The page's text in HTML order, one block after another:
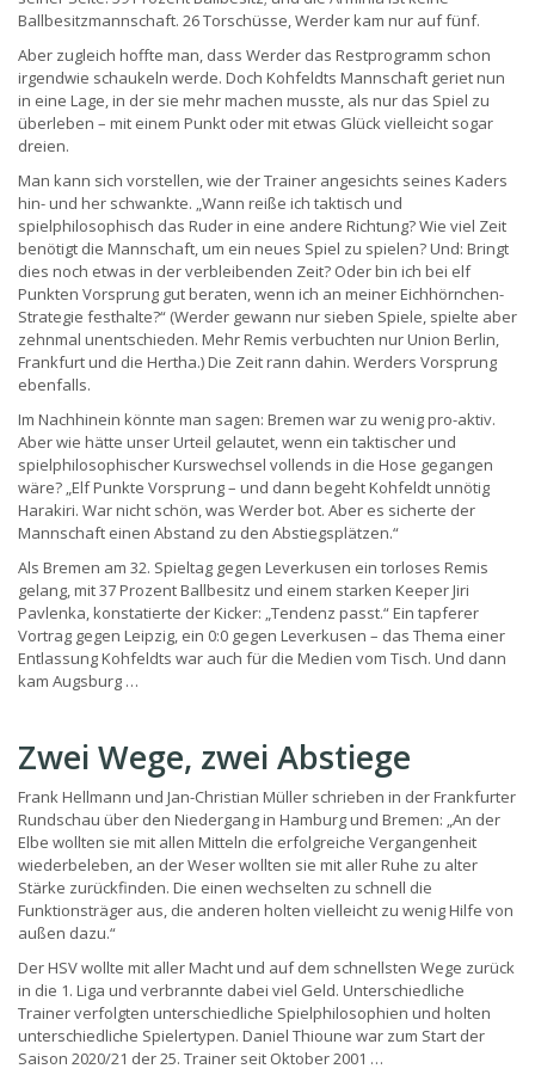
Ballbesitzmannschaft. 26 Torschüsse, Werder kam nur auf fünf.
Aber zugleich hoffte man, dass Werder das Restprogramm schon
irgendwie schaukeln werde. Doch Kohfeldts Mannschaft geriet nun
in eine Lage, in der sie mehr machen musste, als nur das Spiel zu
überleben – mit einem Punkt oder mit etwas Glück vielleicht sogar
dreien.
Man kann sich vorstellen, wie der Trainer angesichts seines Kaders
hin- und her schwankte. „Wann reiße ich taktisch und
spielphilosophisch das Ruder in eine andere Richtung? Wie viel Zeit
benötigt die Mannschaft, um ein neues Spiel zu spielen? Und: Bringt
dies noch etwas in der verbleibenden Zeit? Oder bin ich bei elf
Punkten Vorsprung gut beraten, wenn ich an meiner Eichhörnchen-
Strategie festhalte?“ (Werder gewann nur sieben Spiele, spielte aber
zehnmal unentschieden. Mehr Remis verbuchten nur Union Berlin,
Frankfurt und die Hertha.) Die Zeit rann dahin. Werders Vorsprung
ebenfalls.
Im Nachhinein könnte man sagen: Bremen war zu wenig pro-aktiv.
Aber wie hätte unser Urteil gelautet, wenn ein taktischer und
spielphilosophischer Kurswechsel vollends in die Hose gegangen
wäre? „Elf Punkte Vorsprung – und dann begeht Kohfeldt unnötig
Harakiri. War nicht schön, was Werder bot. Aber es sicherte der
Mannschaft einen Abstand zu den Abstiegsplätzen.“
Als Bremen am 32. Spieltag gegen Leverkusen ein torloses Remis
gelang, mit 37 Prozent Ballbesitz und einem starken Keeper Jiri
Pavlenka, konstatierte der Kicker: „Tendenz passt.“ Ein tapferer
Vortrag gegen Leipzig, ein 0:0 gegen Leverkusen – das Thema einer
Entlassung Kohfeldts war auch für die Medien vom Tisch. Und dann
kam Augsburg …
Zwei Wege, zwei Abstiege
Frank Hellmann und Jan-Christian Müller schrieben in der Frankfurter
Rundschau über den Niedergang in Hamburg und Bremen: „An der
Elbe wollten sie mit allen Mitteln die erfolgreiche Vergangenheit
wiederbeleben, an der Weser wollten sie mit aller Ruhe zu alter
Stärke zurückfinden. Die einen wechselten zu schnell die
Funktionsträger aus, die anderen holten vielleicht zu wenig Hilfe von
außen dazu.“
Der HSV wollte mit aller Macht und auf dem schnellsten Wege zurück
in die 1. Liga und verbrannte dabei viel Geld. Unterschiedliche
Trainer verfolgten unterschiedliche Spielphilosophien und holten
unterschiedliche Spielertypen. Daniel Thioune war zum Start der
Saison 2020/21 der 25. Trainer seit Oktober 2001 …